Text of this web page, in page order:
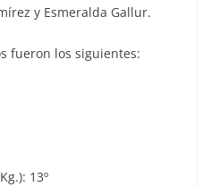
y Esmeralda Gallur.
fueron los siguientes:
13º